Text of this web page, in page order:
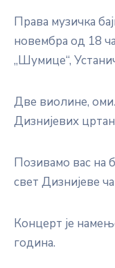
Права музичка
новембра од 18
„Шумице“,
Две виолине,
Дизнијевих
Позивамо вас на
свет Дизнијеве
Концерт је
година.